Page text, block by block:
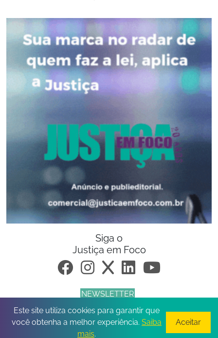
Siga o
Justiça em Foco
NEWSLETTER
© 2026 Todos os direitos reservados.
Este site utiliza cookies para garantir que
você obtenha a melhor experiência. Saiba
mais.
Aceitar